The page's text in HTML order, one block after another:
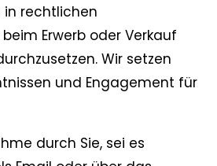
in rechtlichen
Erwerb oder Verkauf
Wir setzen
und Engagement für
durch Sie, sei es